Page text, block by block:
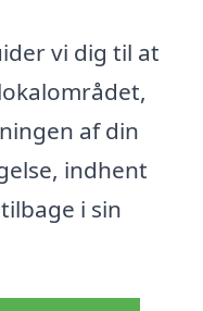
vi dig til at
af din
indhent
i sin